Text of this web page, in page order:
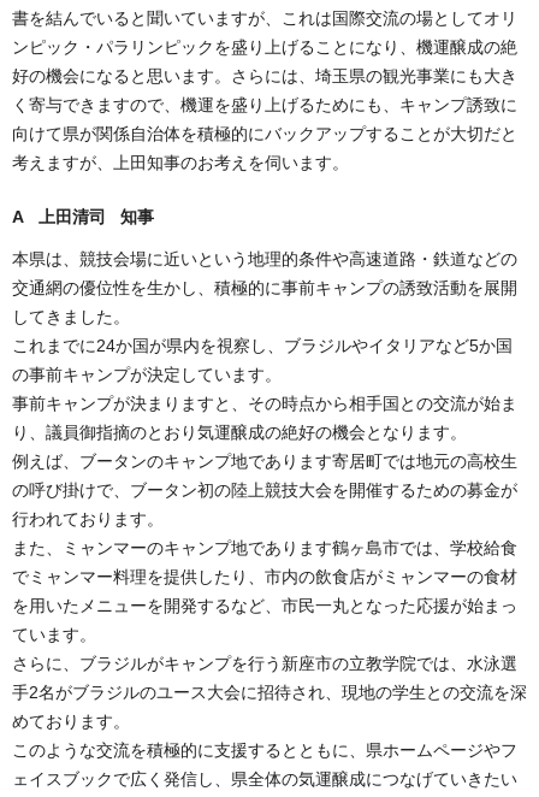
書を結んでいると聞いていますが、これは国際交流の場としてオリ
ンピック・パラリンピックを盛り上げることになり、機運醸成の絶
好の機会になると思います。さらには、埼玉県の観光事業にも大き
く寄与できますので、機運を盛り上げるためにも、キャンプ誘致に
向けて県が関係自治体を積極的にバックアップすることが大切だと
考えますが、上田知事のお考えを伺います。
A 上田清司 知事
本県は、競技会場に近いという地理的条件や高速道路・鉄道などの
交通網の優位性を生かし、積極的に事前キャンプの誘致活動を展開
してきました。
これまでに24か国が県内を視察し、ブラジルやイタリアなど5か国
の事前キャンプが決定しています。
事前キャンプが決まりますと、その時点から相手国との交流が始ま
り、議員御指摘のとおり気運醸成の絶好の機会となります。
例えば、ブータンのキャンプ地であります寄居町では地元の高校生
の呼び掛けで、ブータン初の陸上競技大会を開催するための募金が
行われております。
また、ミャンマーのキャンプ地であります鶴ヶ島市では、学校給食
でミャンマー料理を提供したり、市内の飲食店がミャンマーの食材
を用いたメニューを開発するなど、市民一丸となった応援が始まっ
ています。
さらに、ブラジルがキャンプを行う新座市の立教学院では、水泳選
手2名がブラジルのユース大会に招待され、現地の学生との交流を深
めております。
このような交流を積極的に支援するとともに、県ホームページやフ
ェイスブックで広く発信し、県全体の気運醸成につなげていきたい